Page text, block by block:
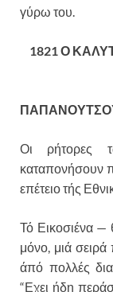
γύρω του.
1821 Ο
Οι ρήτορες
καταπονήσουν
επέτειο τής
Τό Εικοσιένα —
μόνο, μιά
άπό πολλές
“Εχει ήδη